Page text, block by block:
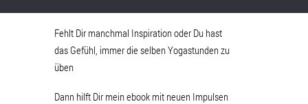
Fehlt Dir manchmal Inspiration oder Du hast
das Gefühl, immer die selben Yogastunden zu
üben
Dann hilft Dir mein ebook mit neuen Impulsen